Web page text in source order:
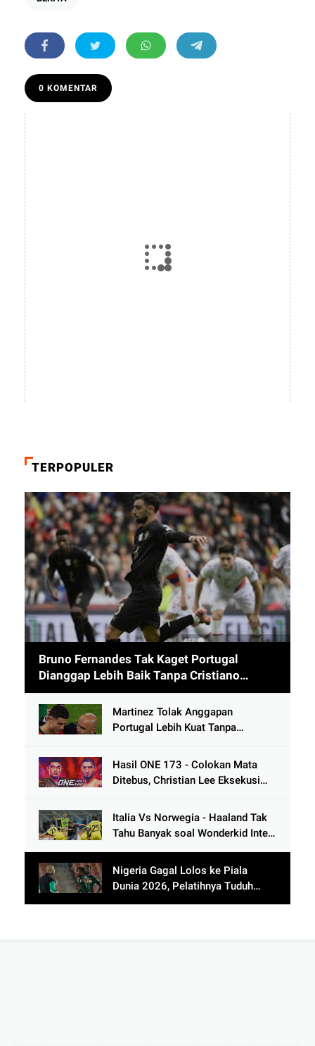
0 KOMENTAR
TERPOPULER
Bruno Fernandes Tak Kaget Portugal
Dianggap Lebih Baik Tanpa Cristiano
Ronaldo usai Cetak 9 Gol
Martinez Tolak Anggapan
Portugal Lebih Kuat Tanpa
di Bawah Thailand
Hasil ONE 173 - Colokan Mata
Ditebus, Christian Lee Eksekusi
Lutut
Italia Vs Norwegia - Haaland Tak
Tahu Banyak soal Wonderkid Inter
Nigeria Gagal Lolos ke Piala
Dunia 2026, Pelatihnya Tuduh